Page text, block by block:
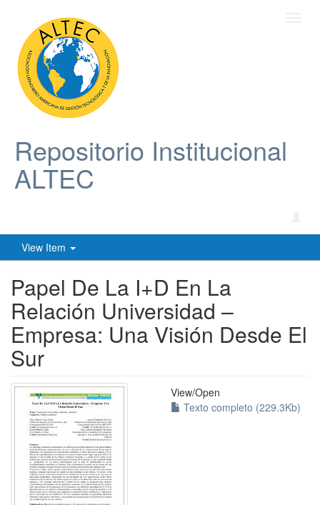
Repositorio Institucional
ALTEC
View Item
Papel De La I+D En La
Relación Universidad –
Empresa: Una Visión Desde El
Sur
View/Open
Texto completo (229.3Kb)